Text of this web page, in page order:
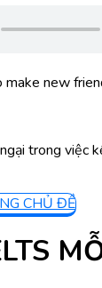
new
trong việc
CHỦ ĐỀ